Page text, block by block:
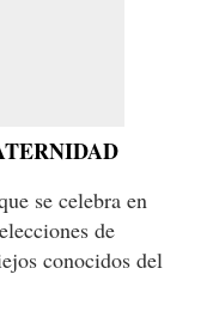
se celebra en
de
conocidos del